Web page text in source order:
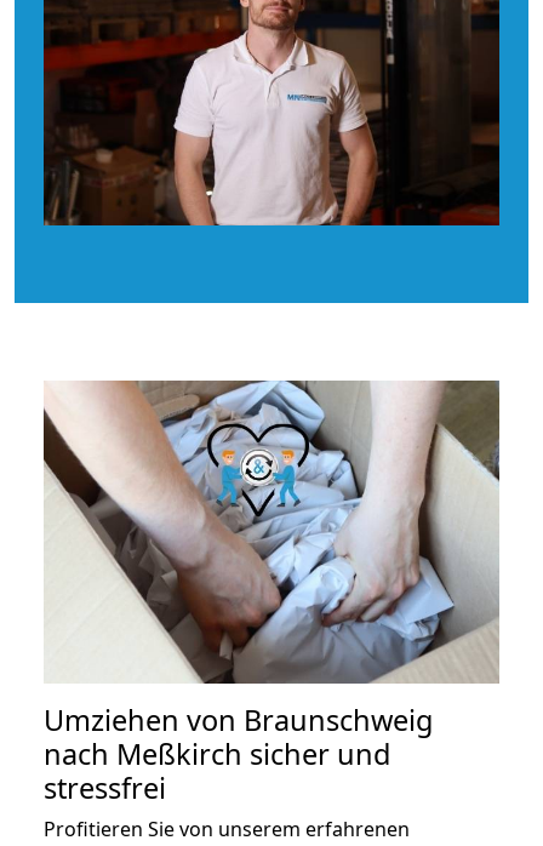
Umziehen von Braunschweig
nach Meßkirch sicher und
stressfrei
Profitieren Sie von unserem erfahrenen